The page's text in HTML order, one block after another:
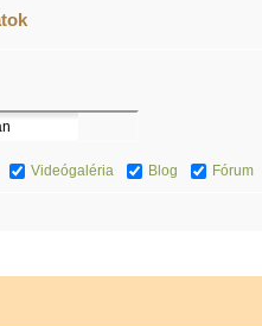
Videógaléria Blog Fórum